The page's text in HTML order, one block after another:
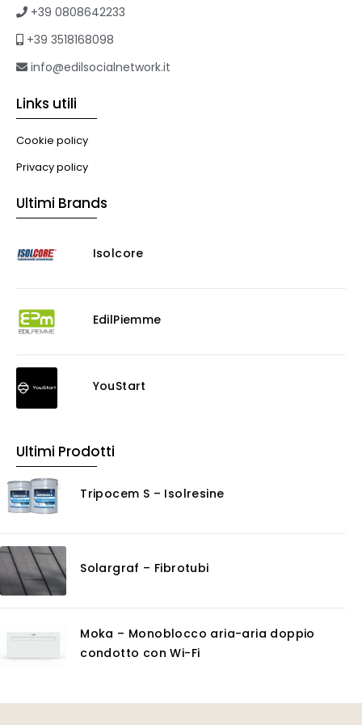
eBook
Formazione professionale
Illuminazione
Murature
Risanamento E Restauro
Consolidanti
Rasanti per muro
Senza Categoria
Consulenza
GIS
Piattaforme Cloud
+39 0808642233
+39 3518168098
info@edilsocialnetwork.it
Links utili
Cookie policy
Privacy policy
Ultimi Brands
Isolcore
EdilPiemme
YouStart
Ultimi Prodotti
Tripocem S – Isolresine
Solargraf – Fibrotubi
Moka – Monoblocco aria-aria doppio
condotto con Wi-Fi